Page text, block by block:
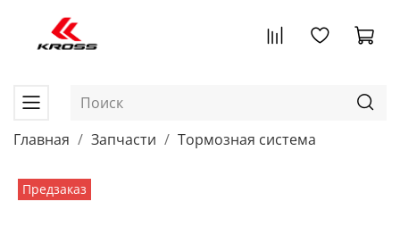
Главная Запчасти Тормозная система
Предзаказ